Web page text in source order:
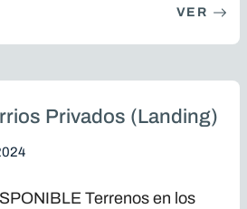
VER
Privados (Landing)
Terrenos en los